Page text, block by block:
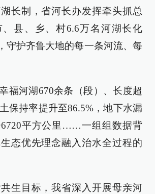
长制，省河长办发挥牵头抓总
县、乡、村6.6万名河湖长化
守护齐鲁大地的每一条河流、每
福河湖670余条（段）、长度超
保持率提升至86.5%，地下水漏
平方公里……一组组数据背
态优先理念融入治水全过程的
生目标，我省深入开展母亲河